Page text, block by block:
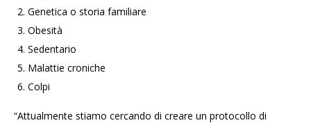
Genetica o storia familiare
Obesità
Sedentario
Malattie croniche
Colpi
“Attualmente stiamo cercando di creare un protocollo di